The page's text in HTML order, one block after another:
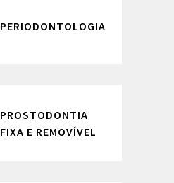
PERIODONTOLOGIA
PROSTODONTIA
FIXA E REMOVÍVEL